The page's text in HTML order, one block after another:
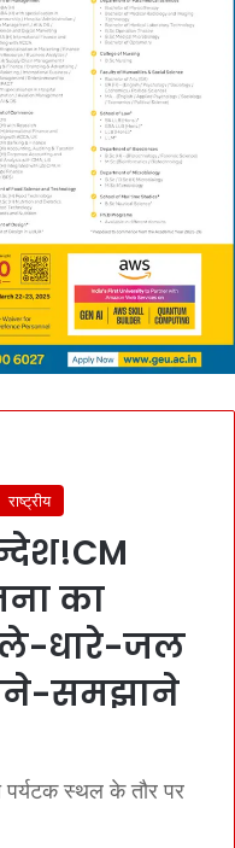
राष्ट्रीय
का
धारे-जल
समझाने
पर्यटक स्थल के तौर पर